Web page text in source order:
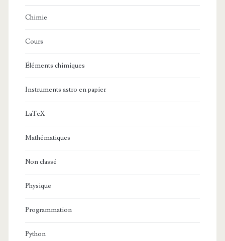
Chimie
Cours
Éléments chimiques
Instruments astro en papier
LaTeX
Mathématiques
Non classé
Physique
Programmation
Python